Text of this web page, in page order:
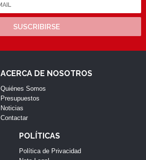
SUSCRIBIRSE
ACERCA DE NOSOTROS
Quiénes Somos
Presupuestos
Noticias
Contactar
POLÍTICAS
Política de Privacidad